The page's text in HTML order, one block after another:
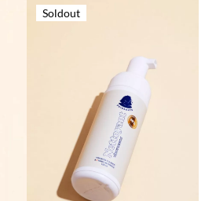
Soldout